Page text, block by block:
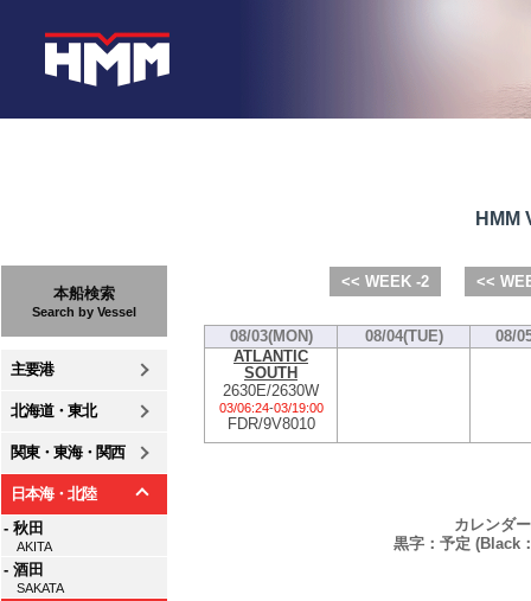
本船検索
Search by Vessel
主要港
北海道・東北
関東・東海・関西
日本海・北陸
- 秋田
AKITA
- 酒田
SAKATA
HMM
<< WEEK -2 <<
08/03(MON) 08/04(TUE)
08/
ATLANTIC
SOUTH
2630E/2630W
03/06:24-03/19:00
FDR/9V8010
カレンダ
黒字：予定